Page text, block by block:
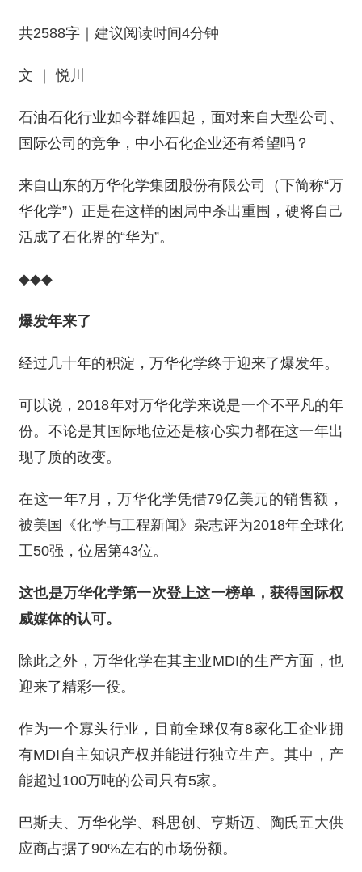
共2588字｜建议阅读时间4分钟
文 ｜ 悦川
石油石化行业如今群雄四起，面对来自大型公司、
国际公司的竞争，中小石化企业还有希望吗？
来自山东的万华化学集团股份有限公司（下简称“万
华化学”）正是在这样的困局中杀出重围，硬将自己
活成了石化界的“华为”。
◆◆◆
爆发年来了
经过几十年的积淀，万华化学终于迎来了爆发年。
可以说，2018年对万华化学来说是一个不平凡的年
份。不论是其国际地位还是核心实力都在这一年出
现了质的改变。
在这一年7月，万华化学凭借79亿美元的销售额，
被美国《化学与工程新闻》杂志评为2018年全球化
工50强，位居第43位。
这也是万华化学第一次登上这一榜单，获得国际权
威媒体的认可。
除此之外，万华化学在其主业MDI的生产方面，也
迎来了精彩一役。
作为一个寡头行业，目前全球仅有8家化工企业拥
有MDI自主知识产权并能进行独立生产。其中，产
能超过100万吨的公司只有5家。
巴斯夫、万华化学、科思创、亨斯迈、陶氏五大供
应商占据了90%左右的市场份额。